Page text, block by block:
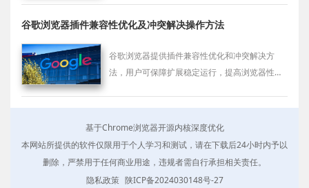
谷歌浏览器插件兼容性优化及冲突解决操作方法
谷歌浏览器提供插件兼容性优化和冲突解决方
法，用户可保障扩展稳定运行，提高浏览器性能
基于Chrome浏览器开源内核深度优化
本网站所提供的软件仅限用于个人学习和测试，请在下载后24小时内予以
删除，严禁用于任何商业用途，违规者需自行承担相关责任。
隐私政策 陕ICP备2024030148号-27